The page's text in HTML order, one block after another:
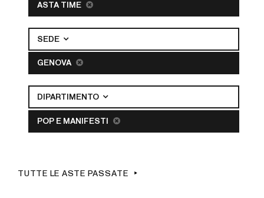
ASTA TIME
SEDE
GENOVA
DIPARTIMENTO
POP E MANIFESTI
TUTTE LE ASTE PASSATE